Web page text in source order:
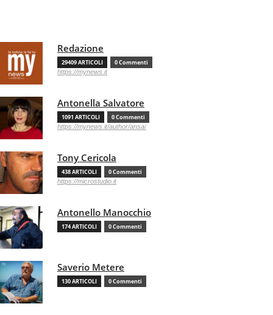
Redazione
29409 ARTICOLI 0 Commenti
https://mynews.it
Antonella Salvatore
1091 ARTICOLI 0 Commenti
https://mynews.it/author/ansa/
Tony Cericola
438 ARTICOLI 0 Commenti
https://microstudio.it
Antonello Manocchio
174 ARTICOLI 0 Commenti
Saverio Metere
130 ARTICOLI 0 Commenti